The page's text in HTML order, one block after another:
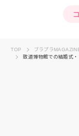
TOP ブラプラ
致道博物館での結婚式